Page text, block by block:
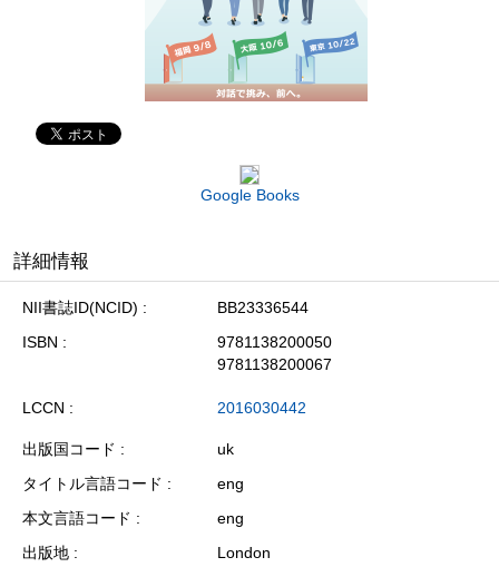
Google Books
詳細情報
NII書誌ID(NCID)
BB23336544
ISBN
9781138200050
9781138200067
LCCN 2016030442
出版国コード
uk
タイトル言語コード
eng
本文言語コード
eng
出版地
London